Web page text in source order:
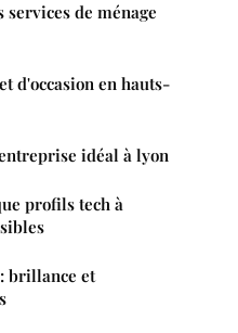
services de ménage
d'occasion en hauts-
idéal à lyon
profils tech à
brillance et